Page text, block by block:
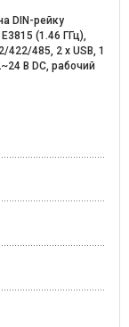
DIN-рейку
(1.46 ГГц),
422/485, 2 x USB, 1
В DC, рабочий